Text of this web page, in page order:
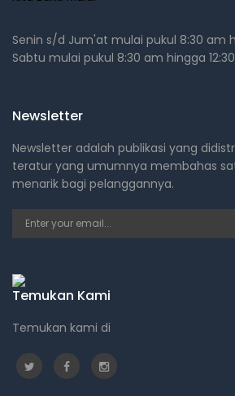
Senin s/d Jum'at mulai pukul 8:30 am
Sabtu mulai pukul 8:30 am hingga
Newsletter
Newsletter adalah publikasi yang
teratur yang umumnya membahas
menarik bagi pelanggannya.
Temukan Kami
Temukan kami di